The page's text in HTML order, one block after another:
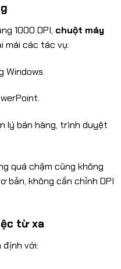
1000 DPI, chuột máy
mái các tác vụ:
Windows.
lý bán hàng, trình duyệt
quá chậm cũng không
bản, không cần chỉnh DPI
từ xa
định với: